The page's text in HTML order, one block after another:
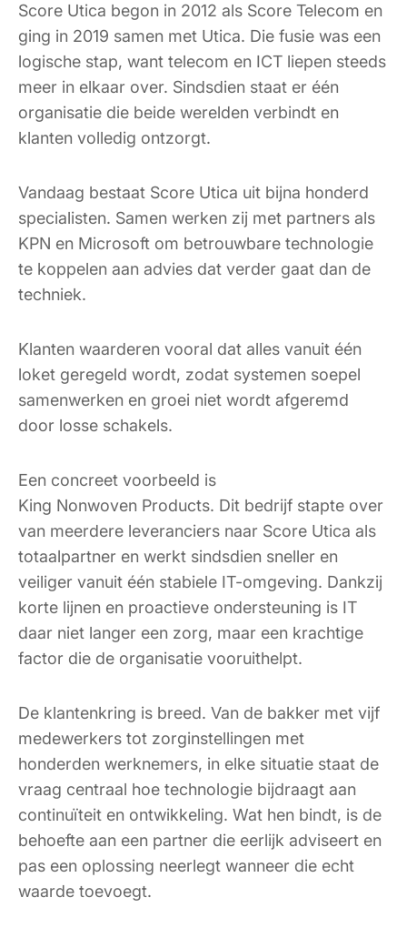
Score Utica begon in 2012 als Score Telecom en
ging in 2019 samen met Utica. Die fusie was een
logische stap, want telecom en ICT liepen steeds
meer in elkaar over. Sindsdien staat er één
organisatie die beide werelden verbindt en
klanten volledig ontzorgt.
Vandaag bestaat Score Utica uit bijna honderd
specialisten. Samen werken zij met partners als
KPN en Microsoft om betrouwbare technologie
te koppelen aan advies dat verder gaat dan de
techniek.
Klanten waarderen vooral dat alles vanuit één
loket geregeld wordt, zodat systemen soepel
samenwerken en groei niet wordt afgeremd
door losse schakels.
Een concreet voorbeeld is
King Nonwoven Products. Dit bedrijf stapte over
van meerdere leveranciers naar Score Utica als
totaalpartner en werkt sindsdien sneller en
veiliger vanuit één stabiele IT-omgeving. Dankzij
korte lijnen en proactieve ondersteuning is IT
daar niet langer een zorg, maar een krachtige
factor die de organisatie vooruithelpt.
De klantenkring is breed. Van de bakker met vijf
medewerkers tot zorginstellingen met
honderden werknemers, in elke situatie staat de
vraag centraal hoe technologie bijdraagt aan
continuïteit en ontwikkeling. Wat hen bindt, is de
behoefte aan een partner die eerlijk adviseert en
pas een oplossing neerlegt wanneer die echt
waarde toevoegt.